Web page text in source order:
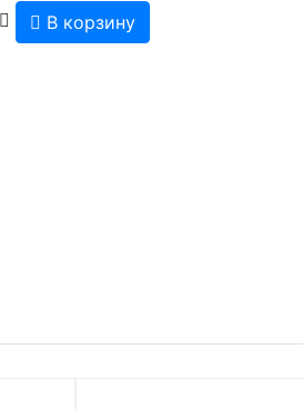
В корзину